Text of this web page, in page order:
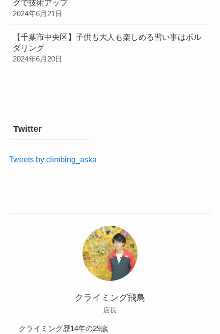
グで技術アップ
2024年6月21日
【千葉市中央区】子供も大人も楽しめる習い事はボル
ダリング
2024年6月20日
Twitter
Tweets by climbing_aska
クライミング飛鳥
店長
クライミング歴14年の29歳